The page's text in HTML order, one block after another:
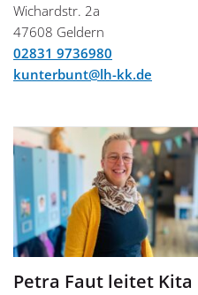
Wichardstr. 2a
47608 Geldern
02831 9736980
kunterbunt@lh-kk.de
Petra Faut leitet